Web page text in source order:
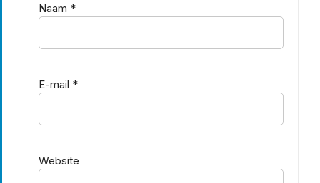
Naam *
E-mail *
Website